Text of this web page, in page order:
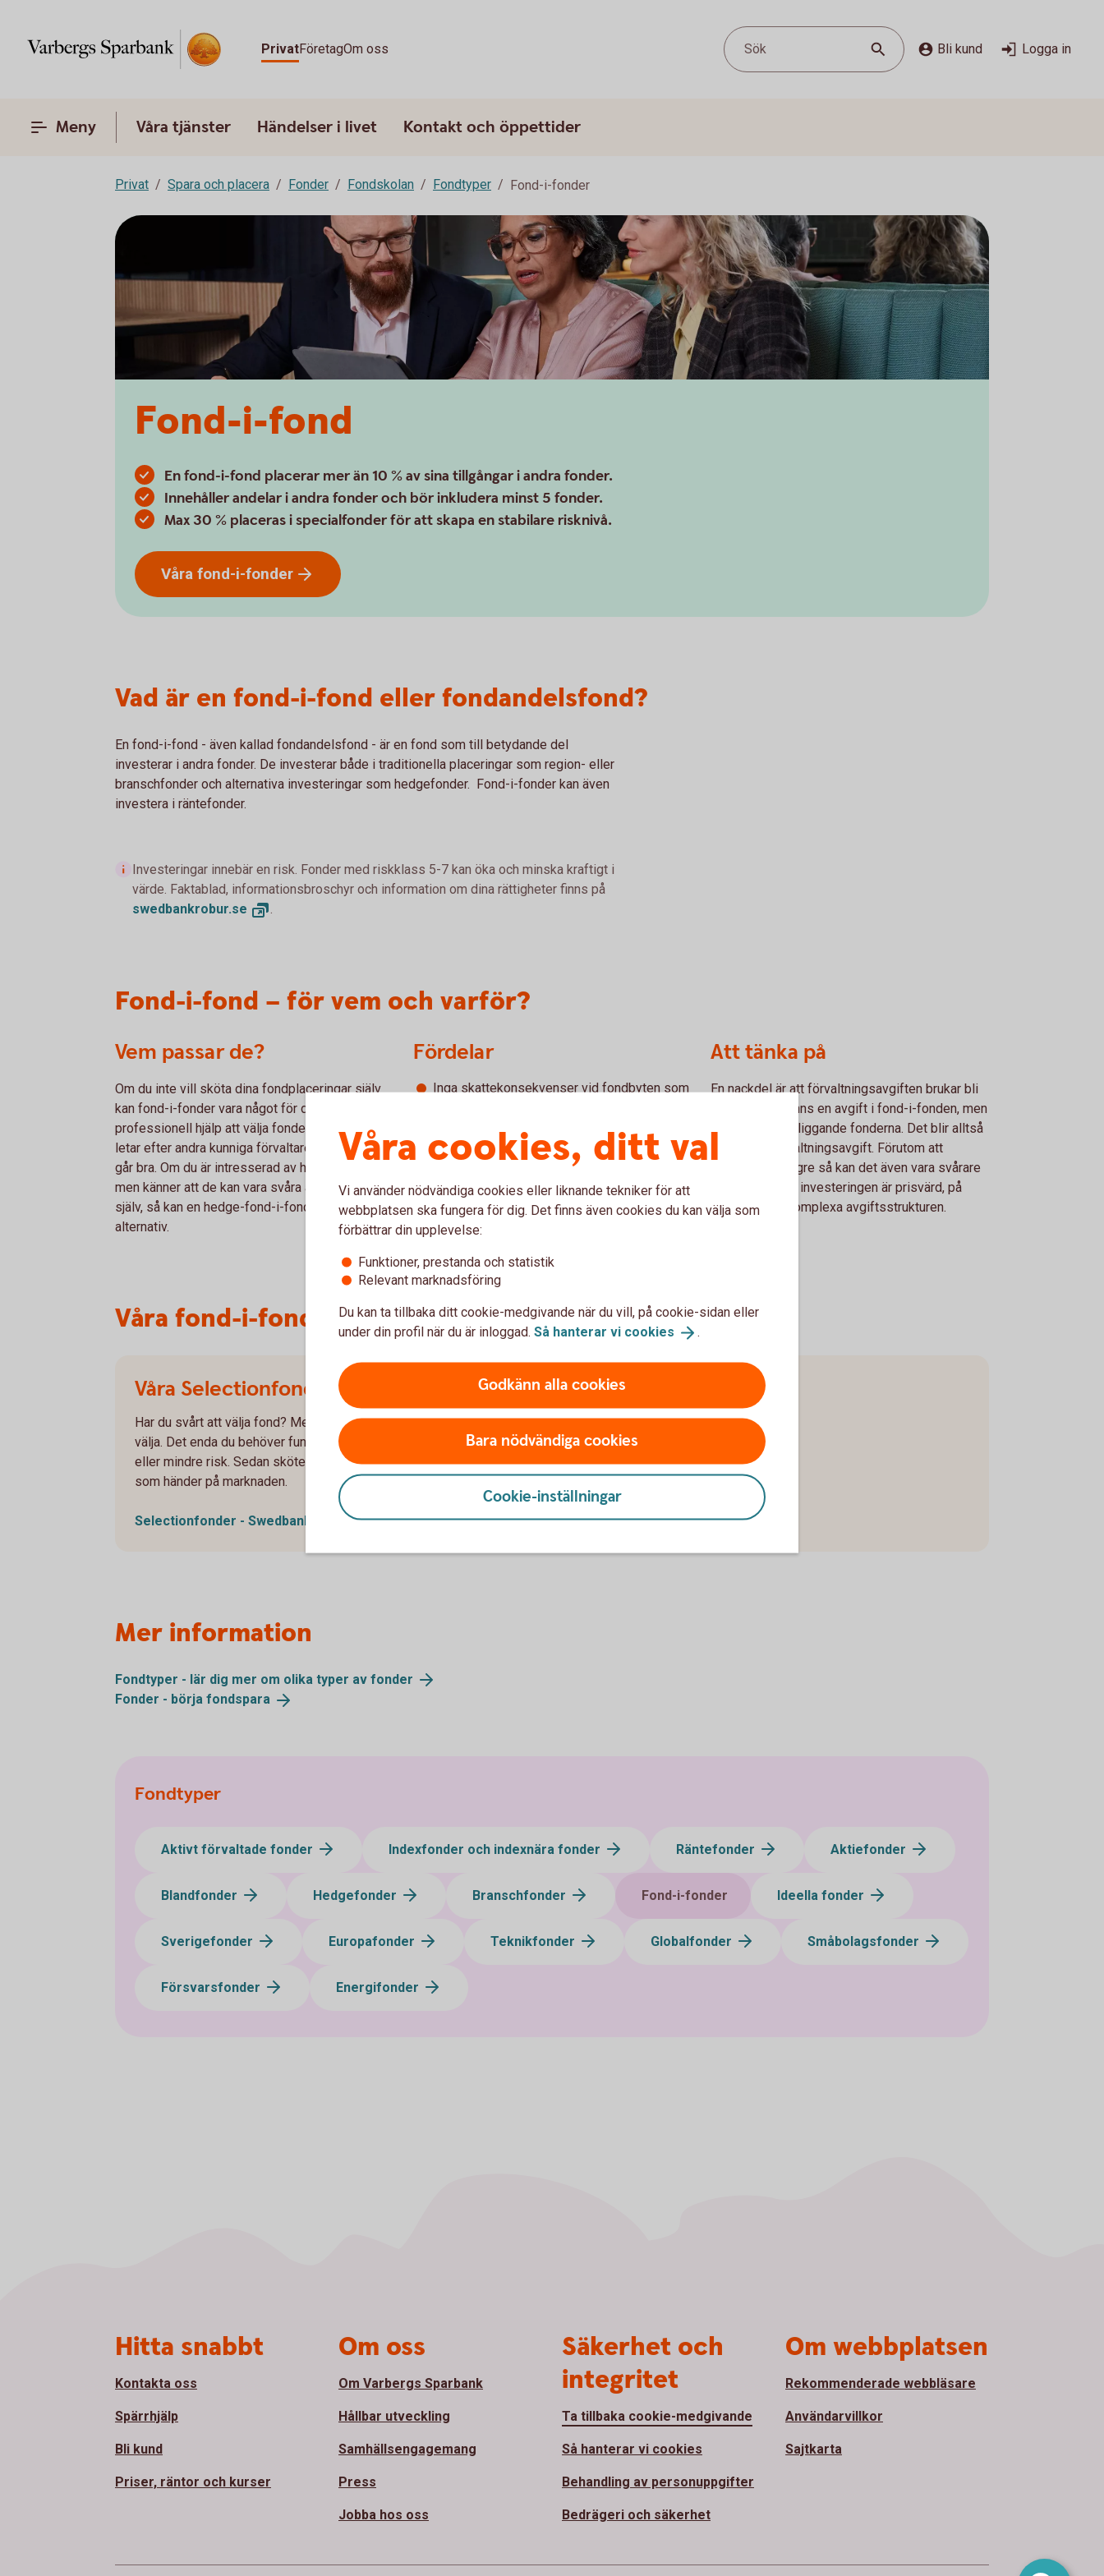
PrivatFöretagOm oss Sök Bli kund Logga in
Meny Våra tjänster Händelser i livet Kontakt och öppettider
Privat Spara och placera Fonder Fondskolan Fondtyper Fond-i-fonder
Fond-i-fond
En fond-i-fond placerar mer än 10 % av sina tillgångar i andra fonder.
Innehåller andelar i andra fonder och bör inkludera minst 5 fonder.
Max 30 % placeras i specialfonder för att skapa en stabilare risknivå.
Våra fond-i-fonder
Vad är en fond-i-fond eller fondandelsfond?
En fond-i-fond - även kallad fondandelsfond - är en fond som till betydande del
investerar i andra fonder. De investerar både i traditionella placeringar som region- eller
branschfonder och alternativa investeringar som hedgefonder. Fond-i-fonder kan även
investera i räntefonder.
Investeringar innebär en risk. Fonder med riskklass 5-7 kan öka och minska kraftigt i
värde. Faktablad, informationsbroschyr och information om dina rättigheter finns på
swedbankrobur.se .
Fond-i-fond – för vem och varför?
Vem passar de?
Om du inte vill sköta dina fondplaceringar själv
kan fond-i-fonder vara något för dig. Du får
professionell hjälp att välja fonder. Förvaltaren
letar efter andra kunniga förvaltare vars fonder
går bra. Om du är intresserad av hedgefonder,
men känner att de kan vara svåra att analysera
själv, så kan en hedge-fond-i-fond vara ett
alternativ.
Fördelar
Inga skattekonsekvenser vid fondbyten som
En förvaltare sköter aktivt riskspridningen i
portföljen.
värdepapper vilket skapar en stabilare
risknivå och bredare riskspridning.
Att tänka på
En nackdel är att förvaltningsavgiften brukar bli
högre då det finns en avgift i fond-i-fonden, men
även i de underliggande fonderna. Det blir alltså
en dubbel förvaltningsavgift. Förutom att
avgiften blir högre så kan det även vara svårare
att bedöma om investeringen är prisvärd, på
grund av den komplexa avgiftsstrukturen.
Våra fond-i-fonder Selection och Transfer
Våra Selectionfonder - ett bekvämt fondval
Har du svårt att välja fond? Med våra fonder Swedbank Robur Selection blir det lättare att
välja. Det enda du behöver fundera över är hur länge du ska spara och om du vill ta mer
eller mindre risk. Sedan sköter vi förvaltningen åt dig och anpassar fonderna efter vad
som händer på marknaden.
Selectionfonder - Swedbank RoburSelection
Mer information
Fondtyper - lär dig mer om olika typer av fonder
Fonder - börja fondspara
Fondtyper
Aktivt förvaltade fonder Indexfonder och indexnära fonder Räntefonder Aktiefonder
Blandfonder Hedgefonder Branschfonder Fond-i-fonder Ideella fonder
Sverigefonder Europafonder Teknikfonder Globalfonder Småbolagsfonder
Försvarsfonder Energifonder
Våra cookies, ditt val
Vi använder nödvändiga cookies eller liknande tekniker för att
webbplatsen ska fungera för dig. Det finns även cookies du kan välja som
förbättrar din upplevelse:
Funktioner, prestanda och statistik
Relevant marknadsföring
Du kan ta tillbaka ditt cookie-medgivande när du vill, på cookie-sidan eller
under din profil när du är inloggad. Så hanterar vi cookies .
Godkänn alla cookies
Bara nödvändiga cookies
Cookie-inställningar
Hitta snabbt
Kontakta oss
Spärrhjälp
Bli kund
Priser, räntor och kurser
Om oss
Om Varbergs Sparbank
Hållbar utveckling
Samhällsengagemang
Press
Jobba hos oss
Säkerhet och
integritet
Ta tillbaka cookie-medgivande
Så hanterar vi cookies
Behandling av personuppgifter
Bedrägeri och säkerhet
Om webbplatsen
Rekommenderade webbläsare
Användarvillkor
Sajtkarta